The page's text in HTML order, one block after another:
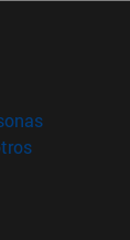
nueva
ventana)
en nueva
(abre en
(abre en